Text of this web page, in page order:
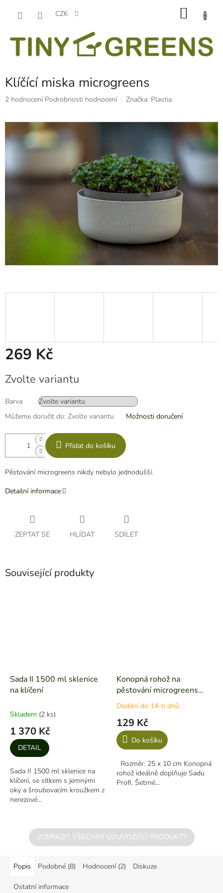
CZK
Klíčící miska microgreens
Průměrné
5,0
z
hvězdiček.
2 hodnocení Podrobnosti hodnocení Značka: Plastia
269 Kč
cena:
Zvolte variantu
Barva
Můžeme doručit do: Zvolte variantu Možnosti doručení
Přidat do košíku
Pěstování microgreens nikdy nebylo jednodušší.
Detailní informace
ZEPTAT SE HLÍDAT SDÍLET
Související produkty
Sada II 1500 ml sklenice
na klíčení
Skladem (2 ks)
1 370 Kč
DETAIL
Sada II 1500 ml sklenice na
klíčení, se sítkem s jemnými
oky a šroubovacím kroužkem z
nerezové...
Konopná rohož na
pěstování microgreens
10ks
Průměrné
hodnocení
produktu
je
5,0
hvězdiček.
Dodání do 14-ti dnů
129 Kč
Do košíku
Rozměr: 25 x 10 cm Konopná
rohož ideálně doplňuje Sadu
Profi. Šetrné...
ZOBRAZIT VŠECHNY SOUVISEJÍCÍ PRODUKTY
Popis Podobné (8) Hodnocení (2) Diskuze
Ostatní informace